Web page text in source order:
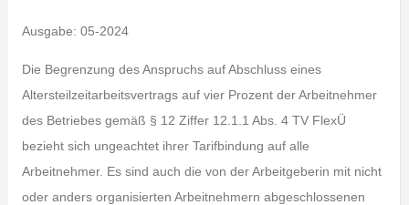
Ausgabe: 05-2024
Die Begrenzung des Anspruchs auf Abschluss eines
Altersteilzeitarbeitsvertrags auf vier Prozent der Arbeitnehmer
des Betriebes gemäß § 12 Ziffer 12.1.1 Abs. 4 TV FlexÜ
bezieht sich ungeachtet ihrer Tarifbindung auf alle
Arbeitnehmer. Es sind auch die von der Arbeitgeberin mit nicht
oder anders organisierten Arbeitnehmern abgeschlossenen